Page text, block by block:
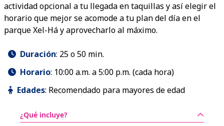
actividad opcional a tu llegada en taquillas y así elegir el
horario que mejor se acomode a tu plan del día en el
parque Xel-Há y aprovecharlo al máximo.
Duración: 25 o 50 min.
Horario: 10:00 a.m. a 5:00 p.m. (cada hora)
Edades: Recomendado para mayores de edad
¿Qué incluye?